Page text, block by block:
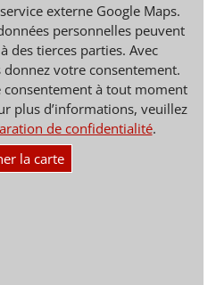
externe Google Maps.
personnelles peuvent
des tierces parties. Avec
donnez votre consentement.
à tout moment
plus d’informations, veuillez
de confidentialité.
la carte